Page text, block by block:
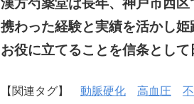
漢方芍薬堂は長年、神戸市西
携わった経験と実績を活かし
お役に立てることを信条として
【関連タグ】 動脈硬化 高血圧